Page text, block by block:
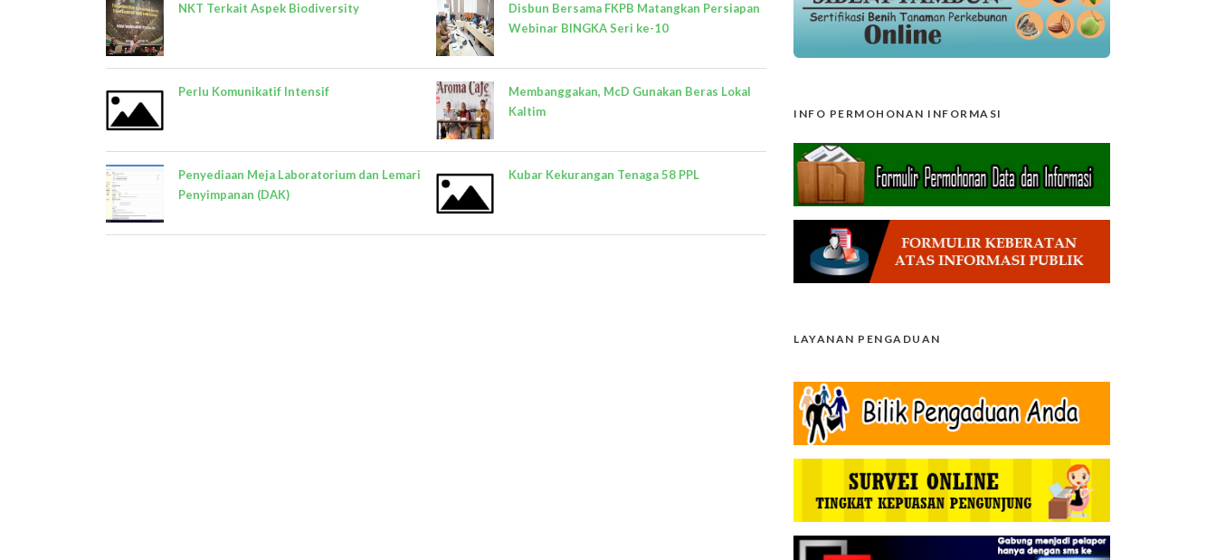
NKT Terkait Aspek Biodiversity
Perlu Komunikatif Intensif
Penyediaan Meja Laboratorium dan Lemari
Penyimpanan (DAK)
Disbun Bersama FKPB Matangkan Persiapan
Webinar BINGKA Seri ke-10
Membanggakan, McD Gunakan Beras Lokal
Kaltim
Kubar Kekurangan Tenaga 58 PPL
INFO PERMOHONAN INFORMASI
LAYANAN PENGADUAN